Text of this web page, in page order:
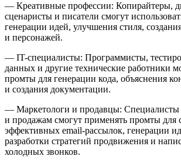
— Креативные профессии: Копирайтеры,
сценаристы и писатели смогут
генерации идей, улучшения стиля,
и персонажей.
— IT-специалисты: Программисты,
данных и другие технические работники
промты для генерации кода, объяснения
и создания документации.
— Маркетологи и продавцы: Специалисты
и продажам смогут применять промты для
эффективных email-рассылок, генерации
разработки стратегий продвижения и
холодных звонков.